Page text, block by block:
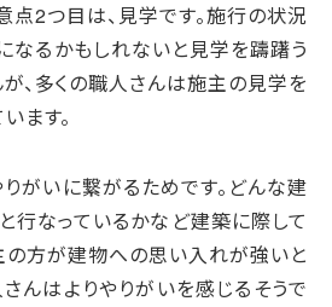
2つ目は、見学です。施行の状況
なるかもしれないと見学を躊躇う
、多くの職人さんは施主の見学を
ます。
がいに繋がるためです。どんな建
行なっているかなど建築に際して
の方が建物への思い入れが強いと
んはよりやりがいを感じるそうで